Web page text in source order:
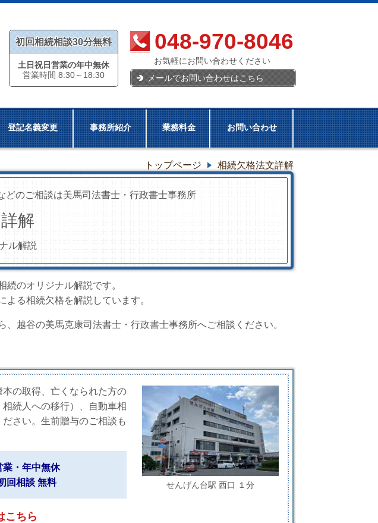
初回相続相談30分無料
土日祝日営業の年中無休
営業時間 8:30～18:30
048-970-8046
お気軽にお問い合わせください
メールでお問い合わせはこちら
登記名義変更 事務所紹介 業務料金 お問い合わせ
トップページ 相続欠格法文詳解
どのご相談は美馬司法書士・行政書士事務所
解
ル解説
続のオリジナル解説です。
よる相続欠格を解説しています。
、越谷の美馬克康司法書士・行政書士事務所へご相談ください。
せんげん台駅 西口 １分
の取得、亡くなられた方の
続人への移行）、自動車相
さい。生前贈与のご相談も
業・年中無休
回相談 無料
こちら